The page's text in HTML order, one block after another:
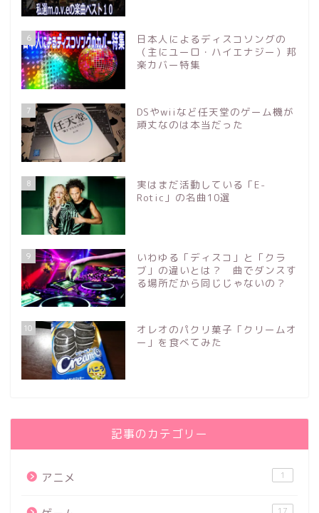
6
日本人によるディスコソングの
（主にユーロ・ハイエナジー）邦
楽カバー特集
7
DSやwiiなど任天堂のゲーム機が
頑丈なのは本当だった
8
実はまだ活動している「E-
Rotic」の名曲10選
9
いわゆる「ディスコ」と「クラ
ブ」の違いとは？ 曲でダンスす
る場所だから同じじゃないの？
10
オレオのパクリ菓子「クリームオ
ー」を食べてみた
記事のカテゴリー
アニメ 1